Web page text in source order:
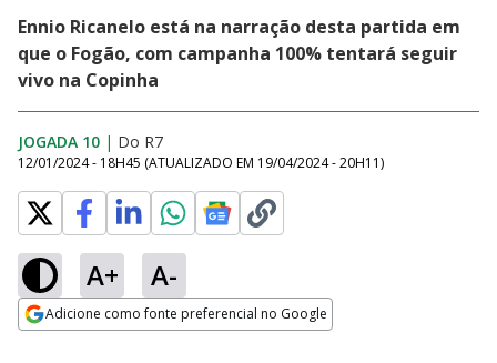
Ennio Ricanelo está na narração desta partida em
que o Fogão, com campanha 100% tentará seguir
vivo na Copinha
JOGADA 10 | Do R7
12/01/2024 - 18H45 (ATUALIZADO EM 19/04/2024 - 20H11)
A+ A-
Adicione como fonte preferencial no Google